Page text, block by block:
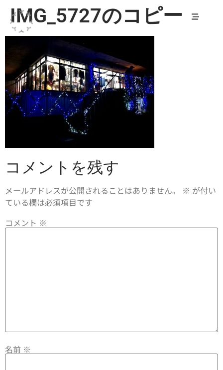
IMG_5727のコピー
コメントを残す
メールアドレスが公開されることはありません。 ※ が付い
ている欄は必須項目です
コメント ※
名前 ※